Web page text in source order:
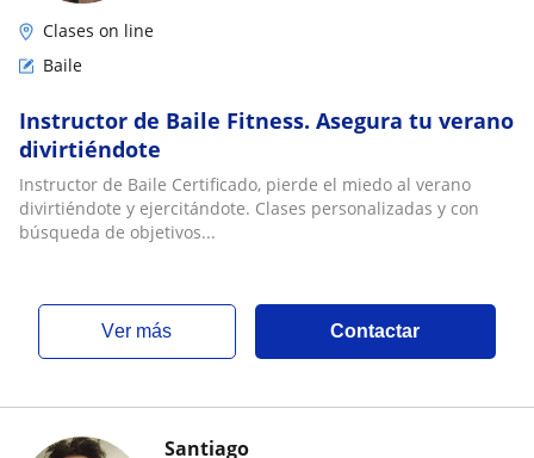
Clases on line
Baile
Instructor de Baile Fitness. Asegura tu verano
divirtiéndote
Instructor de Baile Certificado, pierde el miedo al verano
divirtiéndote y ejercitándote. Clases personalizadas y con
búsqueda de objetivos...
ver más Contactar
Santiago